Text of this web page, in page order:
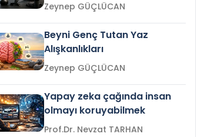
Zeynep GÜÇLÜCAN
Beyni Genç Tutan Yaz
Alışkanlıkları
Zeynep GÜÇLÜCAN
Yapay zeka çağında insan
olmayı koruyabilmek
Prof.Dr. Nevzat TARHAN